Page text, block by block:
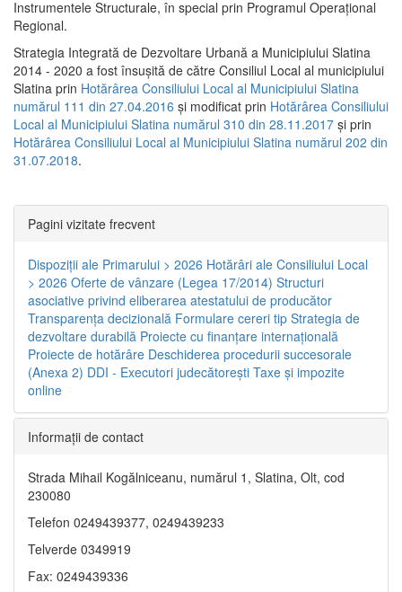
Instrumentele Structurale, în special prin Programul Operațional
Regional.
Strategia Integrată de Dezvoltare Urbană a Municipiului Slatina
2014 - 2020 a fost însuşită de către Consiliul Local al municipiului
Slatina prin Hotărârea Consiliului Local al Municipiului Slatina
numărul 111 din 27.04.2016 și modificat prin Hotărârea Consiliului
Local al Municipiului Slatina numărul 310 din 28.11.2017 și prin
Hotărârea Consiliului Local al Municipiului Slatina numărul 202 din
31.07.2018.
Pagini vizitate frecvent
Dispoziţii ale Primarului > 2026 Hotărâri ale Consiliului Local
> 2026 Oferte de vânzare (Legea 17/2014) Structuri
asociative privind eliberarea atestatului de producător
Transparenţa decizională Formulare cereri tip Strategia de
dezvoltare durabilă Proiecte cu finanţare internaţională
Proiecte de hotărâre Deschiderea procedurii succesorale
(Anexa 2) DDI - Executori judecătorești Taxe şi impozite
online
Informaţii de contact
Strada Mihail Kogălniceanu, numărul 1, Slatina, Olt, cod
230080
Telefon 0249439377, 0249439233
Telverde 0349919
Fax: 0249439336